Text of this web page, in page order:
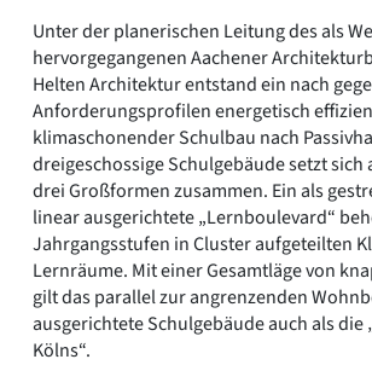
Unter der planerischen Leitung des als
hervorgegangenen Aachener
Helten Architektur entstand ein nach
Anforderungsprofilen energetisch
klimaschonender Schulbau nach
dreigeschossige Schulgebäude setzt sich
drei Großformen zusammen. Ein als
linear ausgerichtete „Lernboulevard“
Jahrgangsstufen in Cluster aufgeteilten
Lernräume. Mit einer Gesamtläge von
gilt das parallel zur angrenzenden
ausgerichtete Schulgebäude auch als die
Kölns“.